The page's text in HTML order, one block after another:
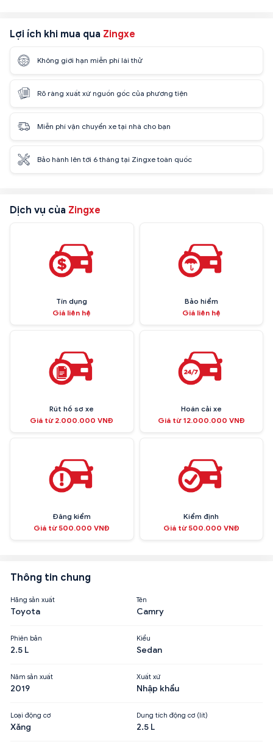
Lợi ích khi mua qua Zingxe
Không giới hạn miễn phí lái thử
Rõ ràng xuất xứ nguồn gốc của phương tiện
Miễn phí vận chuyển xe tại nhà cho bạn
Bảo hành lên tới 6 tháng tại Zingxe toàn quốc
Dịch vụ của Zingxe
Tín dụng
Giá liên hệ
Bảo hiểm
Giá liên hệ
Rút hồ sơ xe
Giá từ 2.000.000 VNĐ
Hoán cải xe
Giá từ 12.000.000 VNĐ
Đăng kiểm
Giá từ 500.000 VNĐ
Kiểm định
Giá từ 500.000 VNĐ
Thông tin chung
Hãng sản xuất
Toyota
Tên
Camry
Phiên bản
2.5 L
Kiểu
Sedan
Năm sản xuất
2019
Xuất xứ
Nhập khẩu
Loại động cơ
Xăng
Dung tích động cơ (lít)
2.5 L